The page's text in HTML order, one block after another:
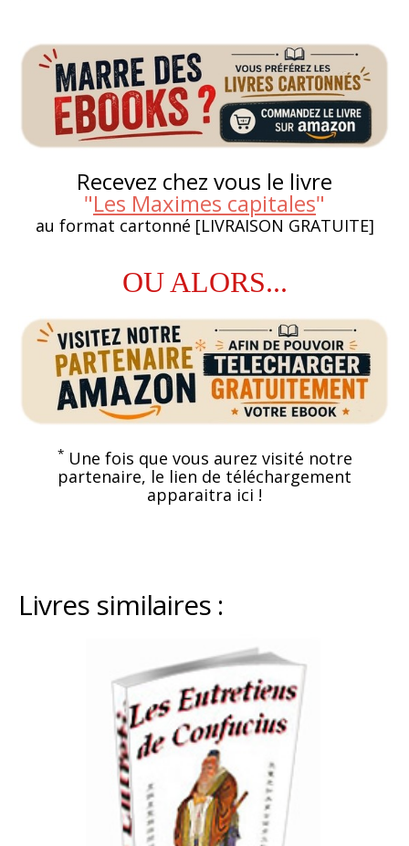
Recevez chez vous le livre
"Les Maximes capitales"
au format cartonné [LIVRAISON GRATUITE]
OU ALORS...
*Une fois que vous aurez visité notre
partenaire, le lien de téléchargement
apparaitra ici !
Livres similaires :